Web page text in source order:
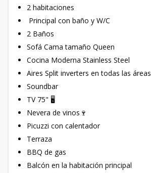
2 habitaciones
Principal con baño y W/C
2 Baños
Sofá Cama tamaño Queen
Cocina Moderna Stainless Steel
Aires Split inverters en todas las áreas
Soundbar
TV 75" 🖥
Nevera de vinos🍷
Picuzzi con calentador
Terraza
BBQ de gas
Balcón en la habitación principal